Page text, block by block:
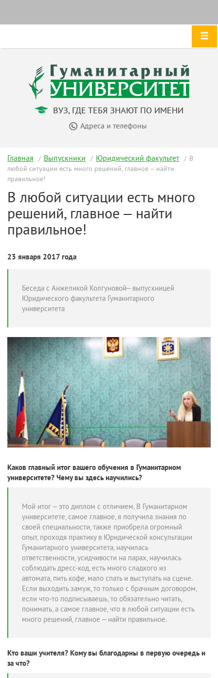
ВУЗ, ГДЕ ТЕБЯ ЗНАЮТ ПО ИМЕНИ
Адреса и телефоны
Главная Выпускники Юридический факультет
В
любой ситуации есть много решений, главное – найти
правильное!
В любой ситуации есть много
решений, главное – найти
правильное!
23 января 2017 года
Беседа с Анжеликой Колгуновой– выпускницей
Юридического факультета Гуманитарного
университета
Каков главный итог вашего обучения в Гуманитарном
университете? Чему вы здесь научились?
Мой итог – это диплом с отличием. В Гуманитарном
университете, самое главное, я получила знания по
своей специальности, также приобрела огромный
опыт, проходя практику в Юридической консультации
Гуманитарного университета, научилась
ответственности, усидчивости на парах, научилась
соблюдать дресс-код, есть много сладкого из
автомата, пить кофе, мало спать и выступать на сцене.
Если выходить замуж, то только с брачным договором,
если что-то подписываешь, то обязательно читать,
понимать, а самое главное, что в любой ситуации есть
много решений, главное – найти правильное.
Кто ваши учителя? Кому вы благодарны в первую очередь и
за что?